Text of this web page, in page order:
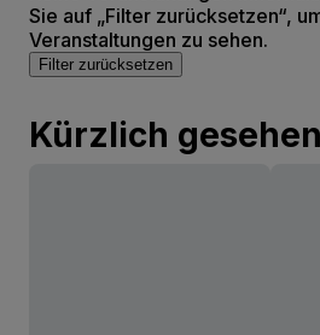
Sie auf „Filter zurücksetzen“,
Veranstaltungen zu sehen.
Filter zurücksetzen
Kürzlich gesehen